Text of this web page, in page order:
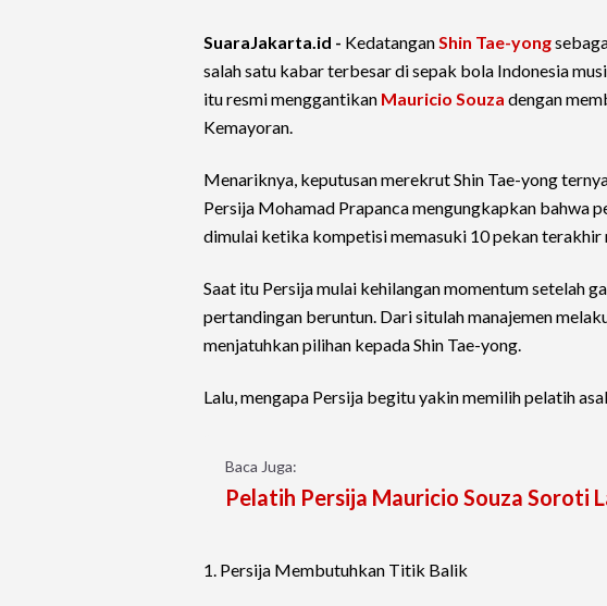
SuaraJakarta.id - KedatanganShin Tae-yong
salah satu kabar terbesar di sepak bola Indonesia
itu resmi menggantikan Mauricio Souza dengan
Kemayoran.
Menariknya, keputusan merekrut Shin Tae-yong
Persija Mohamad Prapanca mengungkapkan bahwa
dimulai ketika kompetisi memasuki 10 pekan terakhir
Saat itu Persija mulai kehilangan momentum setelah
pertandingan beruntun. Dari situlah manajemen
menjatuhkan pilihan kepada Shin Tae-yong.
Lalu, mengapa Persija begitu yakin memilih pelatih
Baca Juga:
Pelatih Persija Mauricio Souza Soroti
1. Persija Membutuhkan Titik Balik